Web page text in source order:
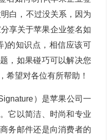
白，不过没关系，因为
享关于苹果企业签名如
)的知识点，相信应该可
，如果碰巧可以解决您
希望对各位有所帮助！
）是苹果公司一
它以简洁、时尚和专业
务邮件还是向消费者的